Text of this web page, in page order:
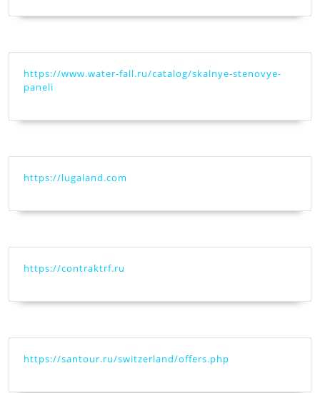
https://www.water-fall.ru/catalog/skalnye-stenovye-
paneli
https://lugaland.com
https://contraktrf.ru
https://santour.ru/switzerland/offers.php